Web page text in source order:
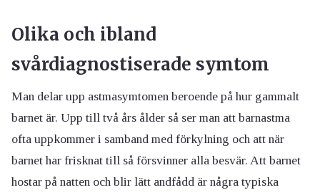
Olika och ibland
svårdiagnostiserade symtom
Man delar upp astmasymtomen beroende på hur gammalt
barnet är. Upp till två års ålder så ser man att barnastma
ofta uppkommer i samband med förkylning och att när
barnet har frisknat till så försvinner alla besvär. Att barnet
hostar på natten och blir lätt andfådd är några typiska